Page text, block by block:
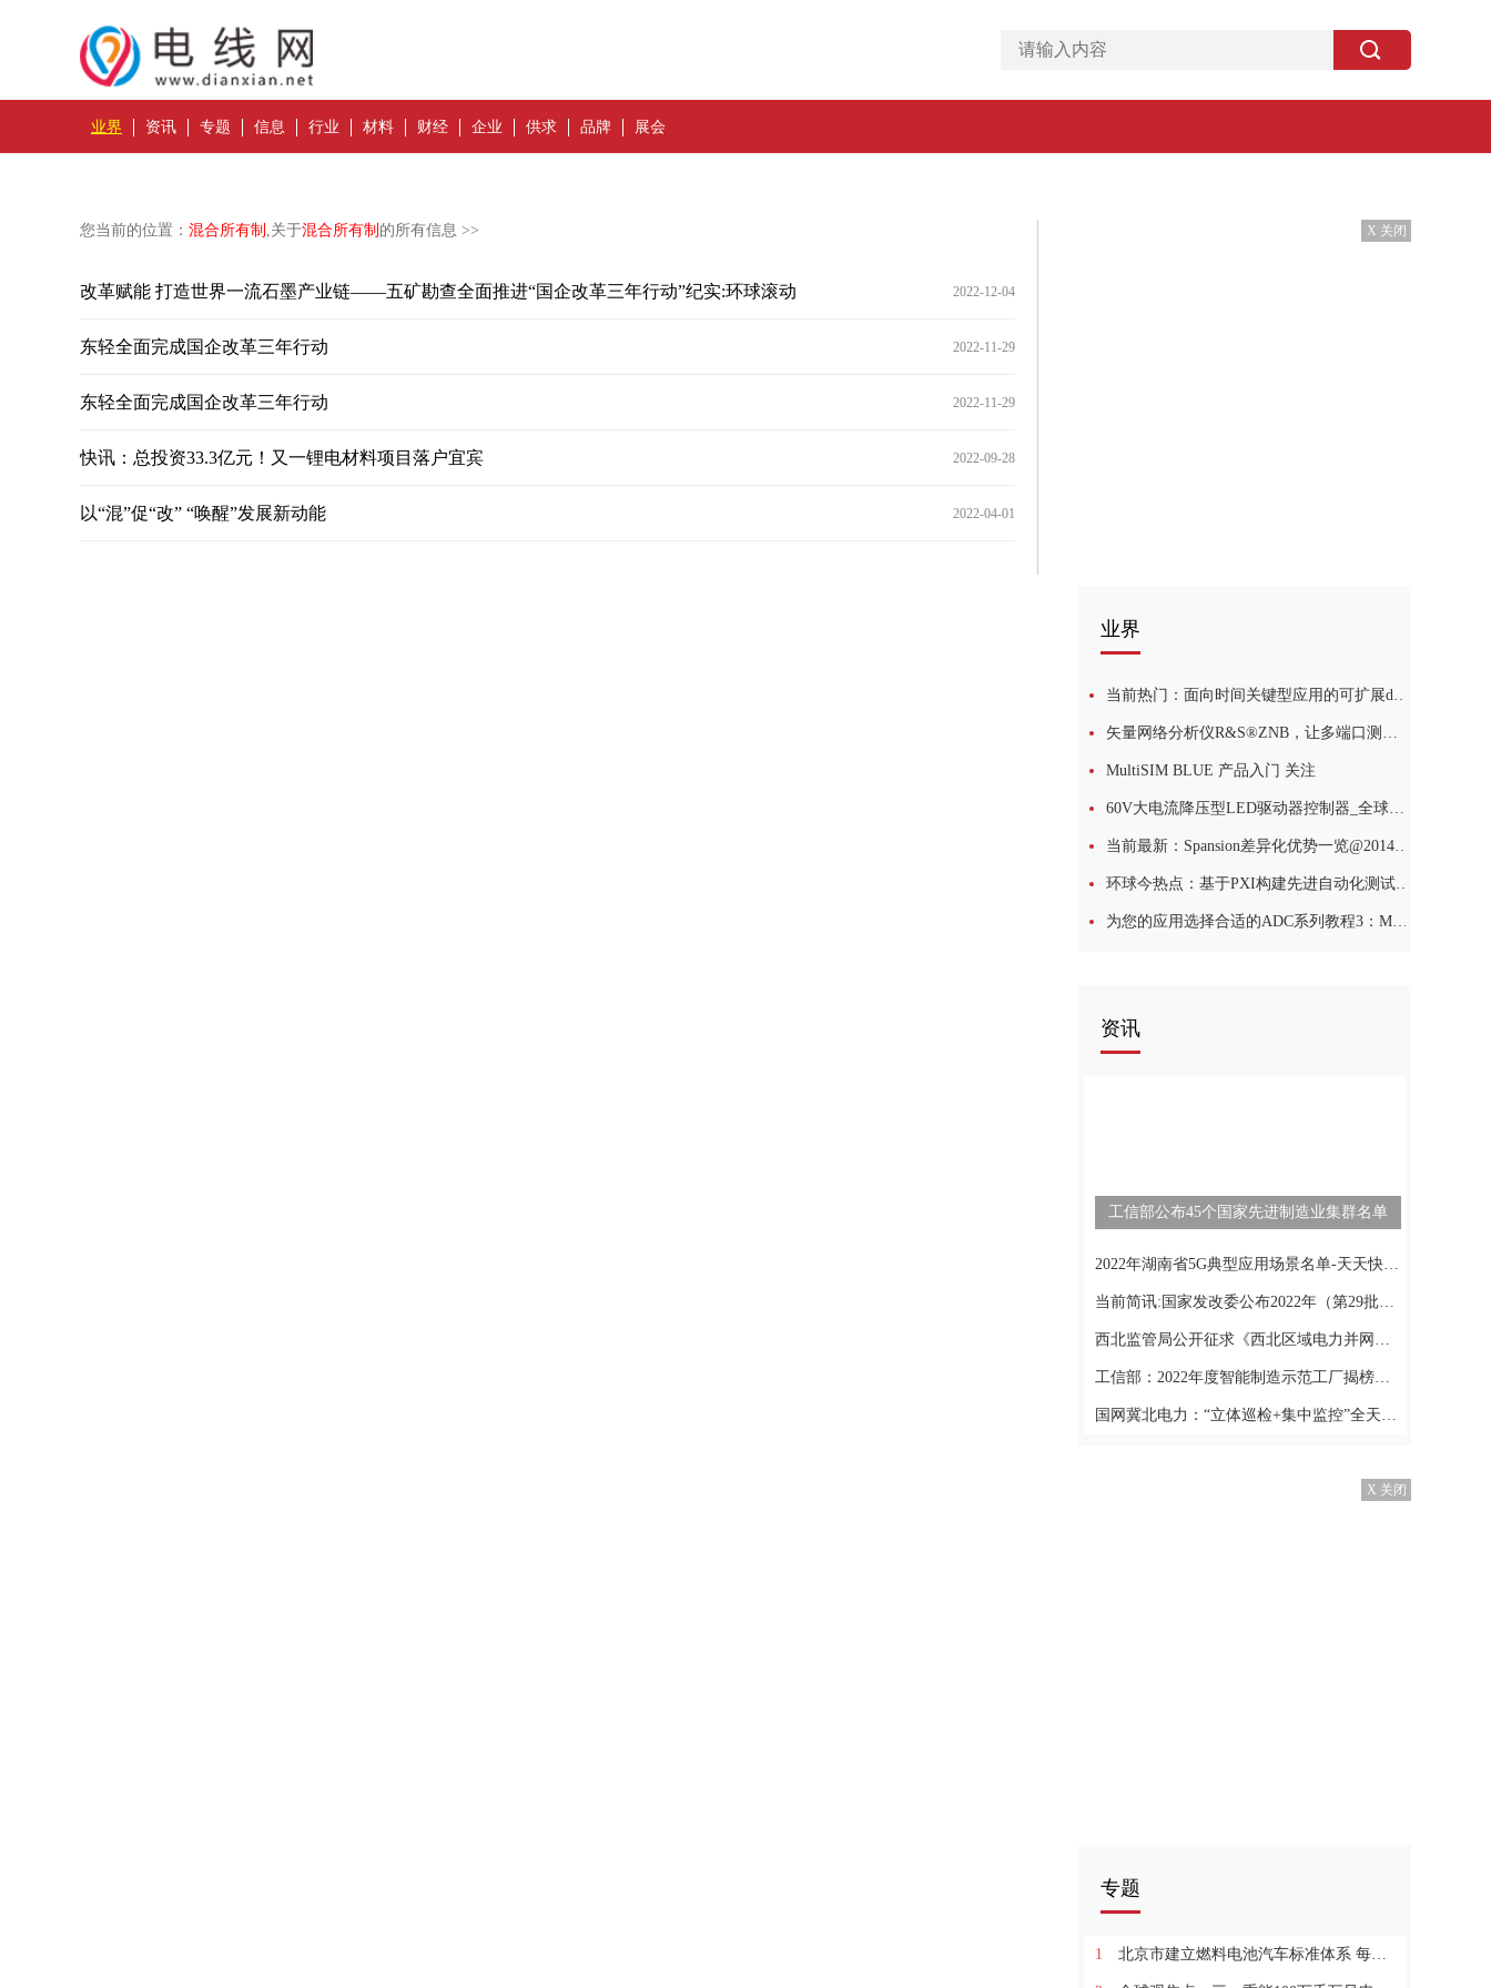
业界 资讯 专题 信息 行业 材料 财经 企业 供求 品牌 展会
您当前的位置： 混合所有制 ,关于混合所有制 的所有信息 >>
改革赋能 打造世界一流石墨产业链——五矿勘查全面推进“国企改革三年行动”纪实:环球滚动 2022-12-04
东轻全面完成国企改革三年行动 2022-11-29
东轻全面完成国企改革三年行动 2022-11-29
快讯：总投资33.3亿元！又一锂电材料项目落户宜宾 2022-09-28
以“混”促“改” “唤醒”发展新动能 2022-04-01
X 关闭
业界
当前热门：面向时间关键型应用的可扩展dsPIC33C DSC
矢量网络分析仪R&S®ZNB，让多端口测试更简单_每日资讯
MultiSIM BLUE 产品入门 关注
60V大电流降压型LED驱动器控制器_全球观点
当前最新：Spansion差异化优势一览@2014工业计算机及嵌入式系统展
环球今热点：基于PXI构建先进自动化测试系统
为您的应用选择合适的ADC系列教程3：MCP331x1高速SAR ADC (eWorkshop)|世界看热讯
资讯
工信部公布45个国家先进制造业集群名单
2022年湖南省5G典型应用场景名单-天天快资讯
当前简讯:国家发改委公布2022年（第29批）国家企业技术中心拟认定公示名单
西北监管局公开征求《西北区域电力并网运行管理实施细则（征求意见稿）》《西北区域电力辅助服务管理实施细
工信部：2022年度智能制造示范工厂揭榜单位和优秀场景名单-全球独家
国网冀北电力：“立体巡检+集中监控”全天候远程巡查
X 关闭
专题
1 北京市建立燃料电池汽车标准体系 每日信息